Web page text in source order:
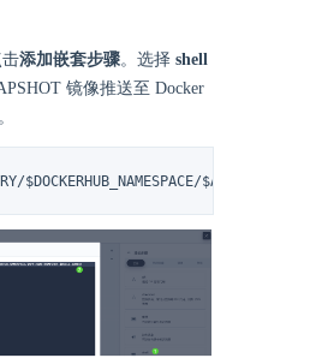
添加嵌套步骤。选择 shell
镜像推送至 Docker